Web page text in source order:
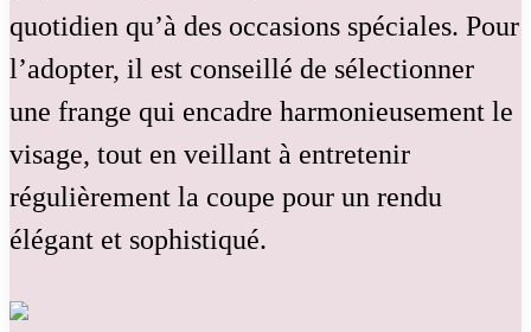
quotidien qu’à des occasions spéciales. Pour
l’adopter, il est conseillé de sélectionner
une frange qui encadre harmonieusement le
visage, tout en veillant à entretenir
régulièrement la coupe pour un rendu
élégant et sophistiqué.